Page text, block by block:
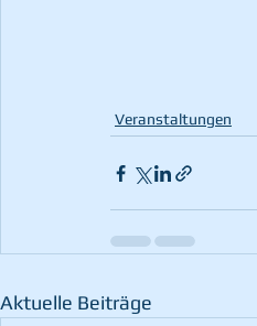
Veranstaltungen
Aktuelle Beiträge